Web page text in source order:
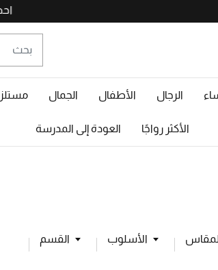
الرجال الأطفال الجمال
الأكثر رواجًا العودة إلى المدرسة
الأسلوب القسم